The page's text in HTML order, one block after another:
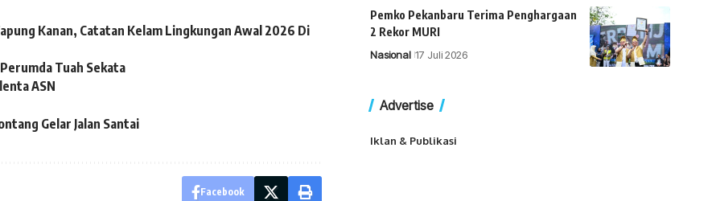
Kanan, Catatan Kelam Lingkungan Awal 2026 Di
Tuah Sekata
ASN
Gelar Jalan Santai
Facebook
Pemko Pekanbaru Terima Penghargaan
2 Rekor MURI
Nasional 17 Juli 2026
Advertise
Iklan & Publikasi